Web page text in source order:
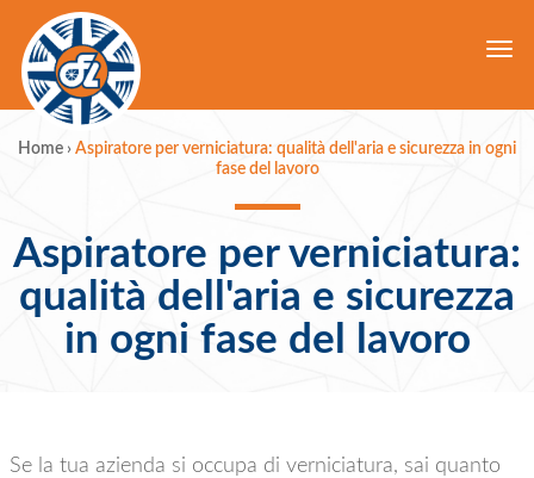
Home › Aspiratore per verniciatura: qualità dell'aria e sicurezza in ogni
fase del lavoro
Aspiratore per verniciatura:
qualità dell'aria e sicurezza
in ogni fase del lavoro
Se la tua azienda si occupa di verniciatura, sai quanto